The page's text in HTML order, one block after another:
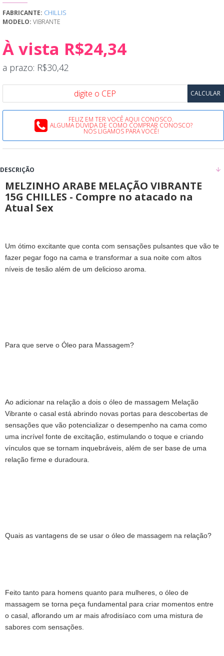
À vista R$24,34
a prazo: R$30,42
FABRICANTE: CHILLIS
MODELO: VIBRANTE
FELIZ EM TER VOCÊ AQUI CONOSCO.
ALGUMA DÚVIDA DE COMO COMPRAR CONOSCO?
NÓS LIGAMOS PARA VOCÊ!
DESCRIÇÃO
MELZINHO ARABE MELAÇÃO VIBRANTE
15G CHILLES - Compre no atacado na
Atual Sex
Um ótimo excitante que conta com sensações pulsantes que vão te
fazer pegar fogo na cama e transformar a sua noite com altos
níveis de tesão além de um delicioso aroma.
Para que serve o Óleo para Massagem?
Ao adicionar na relação a dois o óleo de massagem Melação
Vibrante o casal está abrindo novas portas para descobertas de
sensações que vão potencializar o desempenho na cama como
uma incrível fonte de excitação, estimulando o toque e criando
vínculos que se tornam inquebráveis, além de ser base de uma
relação firme e duradoura.
Quais as vantagens de se usar o óleo de massagem na relação?
Feito tanto para homens quanto para mulheres, o óleo de
massagem se torna peça fundamental para criar momentos entre
o casal, aflorando um ar mais afrodisíaco com uma mistura de
sabores com sensações.